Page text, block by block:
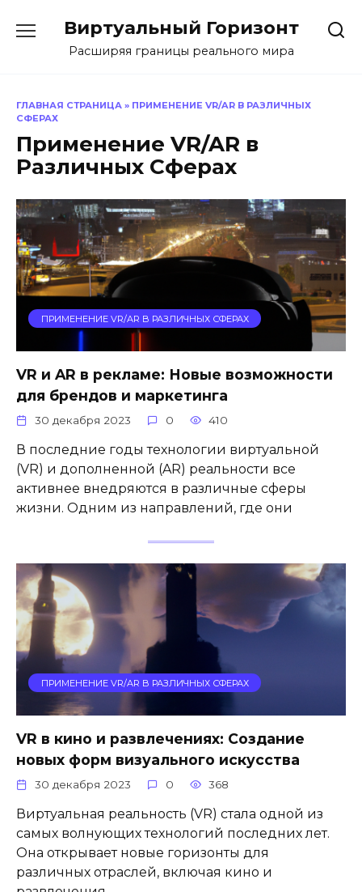
содержанию
Виртуальный Горизонт
Расширяя границы реального мира
ГЛАВНАЯ СТРАНИЦА » ПРИМЕНЕНИЕ VR/AR В РАЗЛИЧНЫХ
СФЕРАХ
Применение VR/AR в
Различных Сферах
ПРИМЕНЕНИЕ VR/AR В РАЗЛИЧНЫХ СФЕРАХ
VR и AR в рекламе: Новые возможности
для брендов и маркетинга
30 декабря 2023 0 410
В последние годы технологии виртуальной
(VR) и дополненной (AR) реальности все
активнее внедряются в различные сферы
жизни. Одним из направлений, где они
ПРИМЕНЕНИЕ VR/AR В РАЗЛИЧНЫХ СФЕРАХ
VR в кино и развлечениях: Создание
новых форм визуального искусства
30 декабря 2023 0 368
Виртуальная реальность (VR) стала одной из
самых волнующих технологий последних лет.
Она открывает новые горизонты для
различных отраслей, включая кино и